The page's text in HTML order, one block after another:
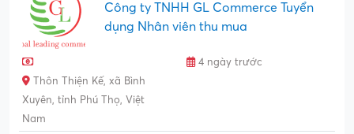
Công ty TNHH GL Commerce Tuyển
dụng Nhân viên thu mua
4 ngày trước
Thôn Thiện Kế, xã Bình
Xuyên, tỉnh Phú Thọ, Việt
Nam